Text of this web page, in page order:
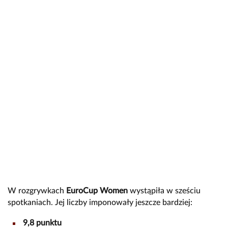
W rozgrywkach EuroCup Women wystąpiła w sześciu
spotkaniach. Jej liczby imponowały jeszcze bardziej:
9,8 punktu